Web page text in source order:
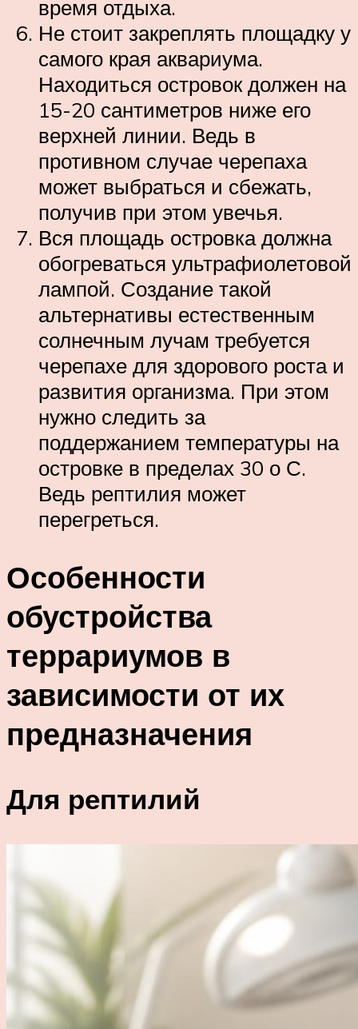
время отдыха.
Не стоит закреплять площадку у
самого края аквариума.
Находиться островок должен на
15-20 сантиметров ниже его
верхней линии. Ведь в
противном случае черепаха
может выбраться и сбежать,
получив при этом увечья.
Вся площадь островка должна
обогреваться ультрафиолетовой
лампой. Создание такой
альтернативы естественным
солнечным лучам требуется
черепахе для здорового роста и
развития организма. При этом
нужно следить за
поддержанием температуры на
островке в пределах 30 о С.
Ведь рептилия может
перегреться.
Особенности
обустройства
террариумов в
зависимости от их
предназначения
Для рептилий